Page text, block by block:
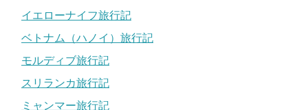
イエローナイフ旅行記
ベトナム（ハノイ）旅行記
モルディブ旅行記
スリランカ旅行記
ミャンマー旅行記